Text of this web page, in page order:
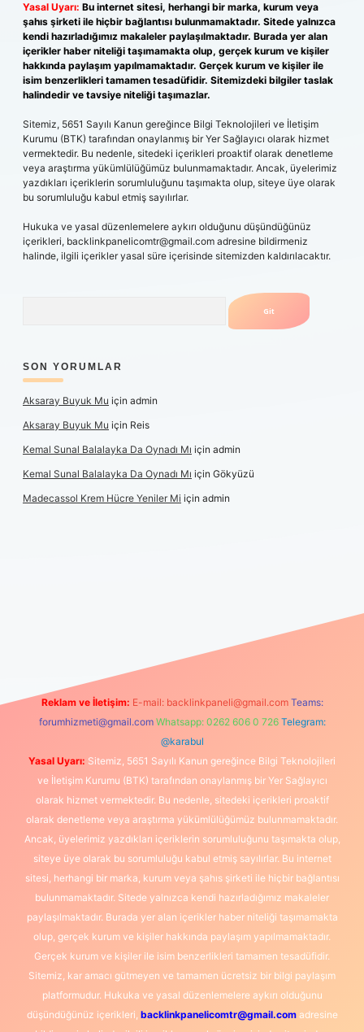
Yasal Uyarı: Bu internet sitesi, herhangi bir marka, kurum veya
şahıs şirketi ile hiçbir bağlantısı bulunmamaktadır. Sitede yalnızca
kendi hazırladığımız makaleler paylaşılmaktadır. Burada yer alan
içerikler haber niteliği taşımamakta olup, gerçek kurum ve kişiler
hakkında paylaşım yapılmamaktadır. Gerçek kurum ve kişiler ile
isim benzerlikleri tamamen tesadüfidir. Sitemizdeki bilgiler taslak
halindedir ve tavsiye niteliği taşımazlar.
Sitemiz, 5651 Sayılı Kanun gereğince Bilgi Teknolojileri ve İletişim
Kurumu (BTK) tarafından onaylanmış bir Yer Sağlayıcı olarak hizmet
vermektedir. Bu nedenle, sitedeki içerikleri proaktif olarak denetleme
veya araştırma yükümlülüğümüz bulunmamaktadır. Ancak, üyelerimiz
yazdıkları içeriklerin sorumluluğunu taşımakta olup, siteye üye olarak
bu sorumluluğu kabul etmiş sayılırlar.
Hukuka ve yasal düzenlemelere aykırı olduğunu düşündüğünüz
içerikleri, backlinkpanelicomtr@gmail.com adresine bildirmeniz
halinde, ilgili içerikler yasal süre içerisinde sitemizden kaldırılacaktır.
SON YORUMLAR
Aksaray Buyuk Mu için admin
Aksaray Buyuk Mu için Reis
Kemal Sunal Balalayka Da Oynadı Mı için admin
Kemal Sunal Balalayka Da Oynadı Mı için Gökyüzü
Madecassol Krem Hücre Yeniler Mi için admin
Reklam ve İletişim: E-mail: backlinkpaneli@gmail.com Teams:
forumhizmeti@gmail.com Whatsapp: 0262 606 0 726 Telegram:
@karabul
Yasal Uyarı: Sitemiz, 5651 Sayılı Kanun gereğince Bilgi Teknolojileri
ve İletişim Kurumu (BTK) tarafından onaylanmış bir Yer Sağlayıcı
olarak hizmet vermektedir. Bu nedenle, sitedeki içerikleri proaktif
olarak denetleme veya araştırma yükümlülüğümüz bulunmamaktadır.
Ancak, üyelerimiz yazdıkları içeriklerin sorumluluğunu taşımakta olup,
siteye üye olarak bu sorumluluğu kabul etmiş sayılırlar. Bu internet
sitesi, herhangi bir marka, kurum veya şahıs şirketi ile hiçbir bağlantısı
bulunmamaktadır. Sitede yalnızca kendi hazırladığımız makaleler
paylaşılmaktadır. Burada yer alan içerikler haber niteliği taşımamakta
olup, gerçek kurum ve kişiler hakkında paylaşım yapılmamaktadır.
Gerçek kurum ve kişiler ile isim benzerlikleri tamamen tesadüfidir.
Sitemiz, kar amacı gütmeyen ve tamamen ücretsiz bir bilgi paylaşım
platformudur. Hukuka ve yasal düzenlemelere aykırı olduğunu
düşündüğünüz içerikleri, backlinkpanelicomtr@gmail.comadresine